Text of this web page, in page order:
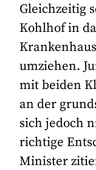
Gleichzeitig
Kohlhof in
umziehen.
mit beiden
an der
sich jedoch
richtige
Minister